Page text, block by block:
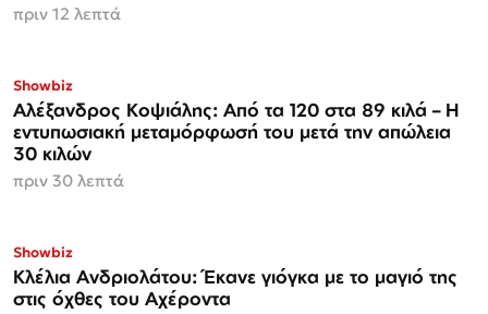
πριν 12 λεπτά
Showbiz
Αλέξανδρος Κοψιάλης: Από τα 120 στα 89 κιλά – Η
εντυπωσιακή μεταμόρφωσή του μετά την απώλεια
30 κιλών
πριν 30 λεπτά
Showbiz
Κλέλια Ανδριολάτου: Έκανε γιόγκα με το μαγιό της
στις όχθες του Αχέροντα